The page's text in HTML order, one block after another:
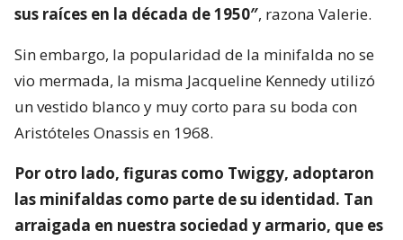
sus raíces en la década de 1950″, razona Valerie.
Sin embargo, la popularidad de la minifalda no se
vio mermada, la misma Jacqueline Kennedy utilizó
un vestido blanco y muy corto para su boda con
Aristóteles Onassis en 1968.
Por otro lado, figuras como Twiggy, adoptaron
las minifaldas como parte de su identidad. Tan
arraigada en nuestra sociedad y armario, que es